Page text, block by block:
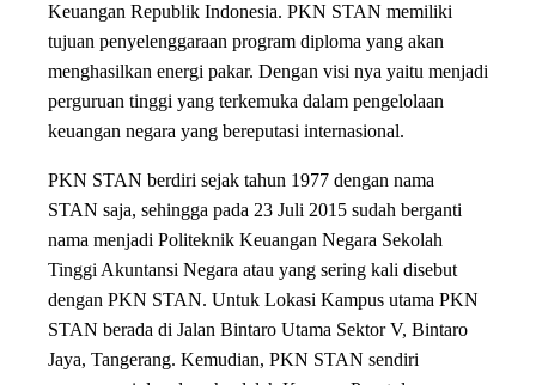
Keuangan Republik Indonesia. PKN STAN memiliki
tujuan penyelenggaraan program diploma yang akan
menghasilkan energi pakar. Dengan visi nya yaitu menjadi
perguruan tinggi yang terkemuka dalam pengelolaan
keuangan negara yang bereputasi internasional.
PKN STAN berdiri sejak tahun 1977 dengan nama
STAN saja, sehingga pada 23 Juli 2015 sudah berganti
nama menjadi Politeknik Keuangan Negara Sekolah
Tinggi Akuntansi Negara atau yang sering kali disebut
dengan PKN STAN. Untuk Lokasi Kampus utama PKN
STAN berada di Jalan Bintaro Utama Sektor V, Bintaro
Jaya, Tangerang. Kemudian, PKN STAN sendiri